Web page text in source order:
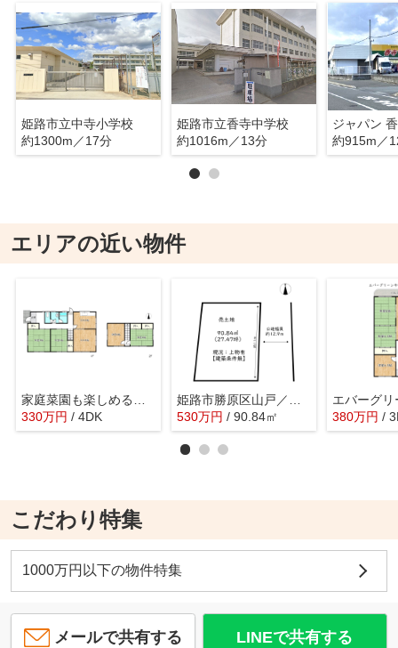
姫路市立中寺小学校
約1300m／17分
姫路市立香寺中学校
約1016m／13分
ジャパン
約915m／
エリアの近い物件
330万円 / 4DK
530万円 / 90.84㎡ 380万円 /
こだわり特集
1000万円以下の物件特集
メールで共有する LINEで共有する